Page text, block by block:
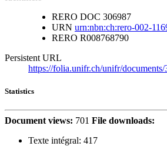
RERO DOC 306987
URN urn:nbn:ch:rero-002-
RERO R008768790
Persistent URL
https://folia.unifr.ch/unifr/documents/
Statistics
Document views: 701 File downloads:
Texte intégral: 417